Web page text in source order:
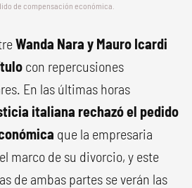
de compensación económica.
Wanda Nara y Mauro Icardi
con repercusiones
En las últimas horas
italiana rechazó el pedido
que la empresaria
marco de su divorcio, y este
de ambas partes se verán las